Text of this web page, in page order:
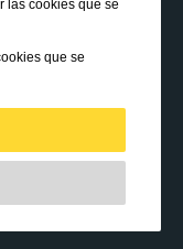
las cookies que se
que se
navegación, la